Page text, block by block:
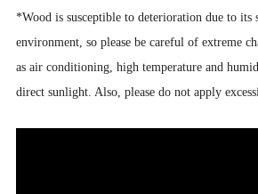
*Wood is susceptible to deterioration due to its
environment, so please be careful of extreme
as air conditioning, high temperature and
direct sunlight. Also, please do not apply